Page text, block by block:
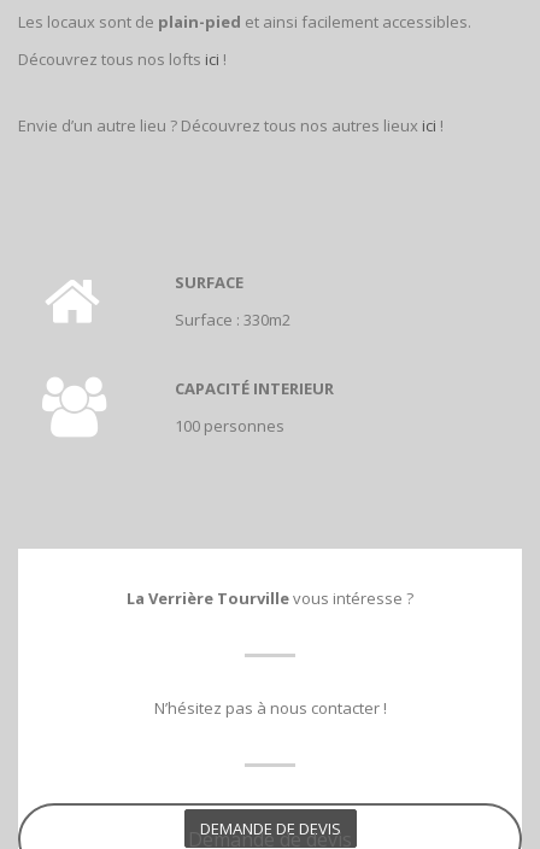
Les locaux sont de plain-pied et ainsi facilement accessibles.
Découvrez tous nos lofts ici !
Envie d’un autre lieu ? Découvrez tous nos autres lieux ici !
SURFACE
Surface : 330m2
CAPACITÉ INTERIEUR
100 personnes
La Verrière Tourvillevous intéresse ?
N’hésitez pas à nous contacter !
DEMANDE DE DEVIS
Demande de devis